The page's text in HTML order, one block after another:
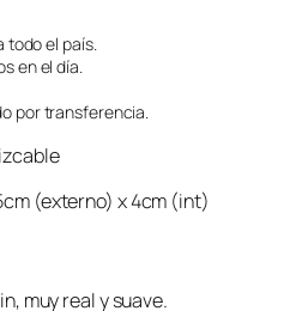
todo el país.
en el día.
por transferencia.
(externo) x 4cm (int)
muy real y suave.